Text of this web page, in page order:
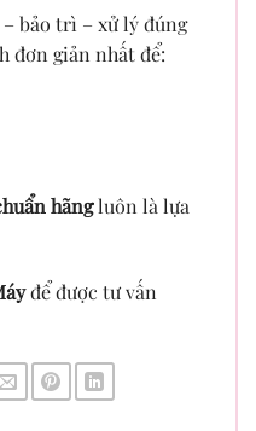
bảo trì – xử lý đúng
đơn giản nhất để:
hãngluôn là lựa
để được tư vấn